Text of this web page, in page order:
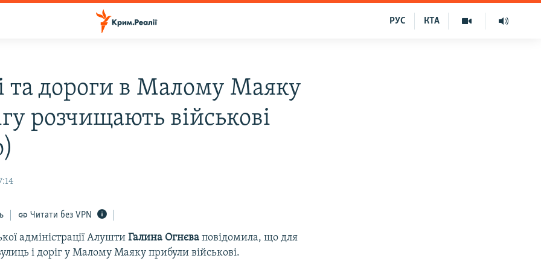
КТА
РУС
та дороги в Малому Маяку
розчищають військові
Читати без VPN
адміністрації АлуштиГалина Огнєва повідомила, що для
і доріг у Малому Маяку прибули військові.